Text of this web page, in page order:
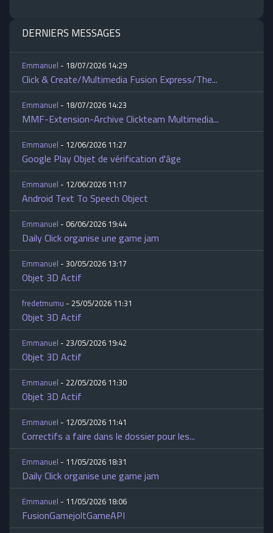
DERNIERS MESSAGES
Emmanuel- 18/07/2026 14:29
Click & Create/Multimedia Fusion Express/The...
Emmanuel- 18/07/2026 14:23
MMF-Extension-Archive Clickteam Multimedia...
Emmanuel- 12/06/2026 11:27
Google Play Objet de vérification d'âge
Emmanuel- 12/06/2026 11:17
Android Text To Speech Object
Emmanuel- 06/06/2026 19:44
Daily Click organise une game jam
Emmanuel- 30/05/2026 13:17
Objet 3D Actif
fredetmumu- 25/05/2026 11:31
Objet 3D Actif
Emmanuel- 23/05/2026 19:42
Objet 3D Actif
Emmanuel- 22/05/2026 11:30
Objet 3D Actif
Emmanuel- 12/05/2026 11:41
Correctifs a faire dans le dossier pour les...
Emmanuel- 11/05/2026 18:31
Daily Click organise une game jam
Emmanuel- 11/05/2026 18:06
FusionGamejoltGameAPI